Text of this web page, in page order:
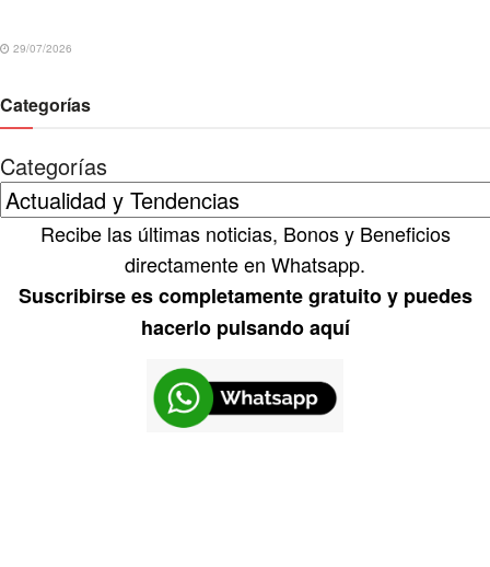
29/07/2026
Categorías
Categorías
Recibe las últimas noticias, Bonos y Beneficios
directamente en Whatsapp.
Suscribirse es completamente gratuito y puedes
hacerlo pulsando aquí